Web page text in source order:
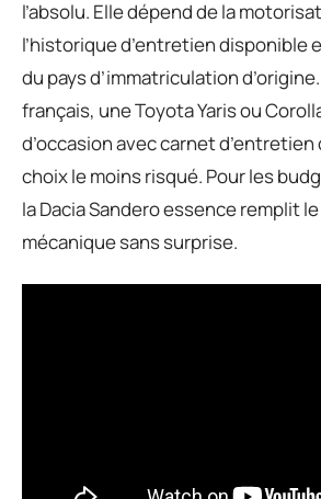
l’absolu. Elle dépend de la
l’historique d’entretien disponible
du pays d’immatriculation
français, une Toyota Yaris ou
d’occasion avec carnet
choix le moins risqué. Pour les
la Dacia Sandero essence remplit
mécanique sans surprise.